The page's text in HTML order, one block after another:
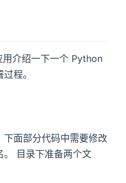
介绍一下一个 Python
程。
下面部分代码中需要修改
。 目录下准备两个文